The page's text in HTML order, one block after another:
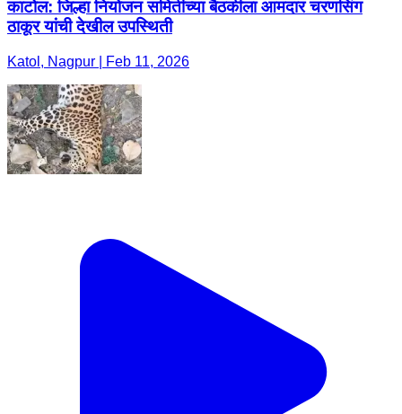
काटोल: जिल्हा नियोजन समितीच्या बैठकीला आमदार चरणसिंग
ठाकूर यांची देखील उपस्थिती
Katol, Nagpur | Feb 11, 2026